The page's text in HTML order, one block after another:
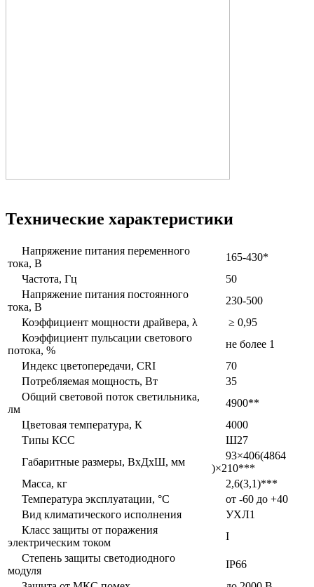
Технические характеристики
Напряжение питания переменного
тока, В
165-430*
Частота, Гц
50
Напряжение питания постоянного
тока, В
230-500
Коэффициент мощности драйвера, λ
≥ 0,95
Коэффициент пульсации светового
потока, %
не более 1
Индекс цветопередачи, CRI
70
Потребляемая мощность, Вт
35
Общий световой поток светильника,
лм
4900**
Цветовая температура, К
4000
Типы КСС
Ш27
Габаритные размеры, ВxДxШ, мм
93×406(4864
)×210***
Масса, кг
2,6(3,1)***
Температура эксплуатации, °С
от -60 до +40
Вид климатического исполнения
УХЛ1
Класс защиты от поражения
электрическим током
I
Степень защиты светодиодного
модуля
IP66